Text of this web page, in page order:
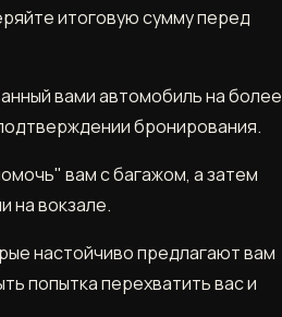
итоговую сумму перед
вами автомобиль на более
бронирования.
вам с багажом, а затем
на вокзале.
настойчиво предлагают вам
попытка перехватить вас и